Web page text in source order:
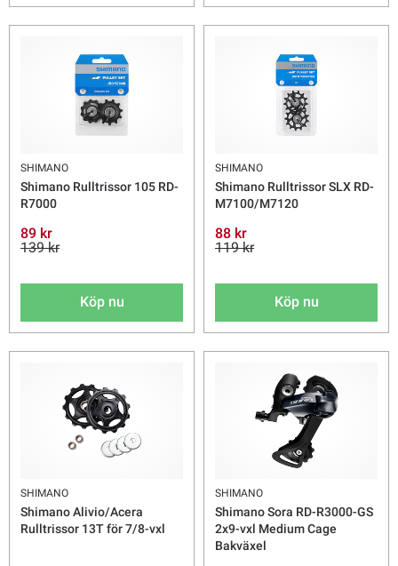
SHIMANO
Shimano Rulltrissor 105 RD-
R7000
89 kr
139 kr
Köp nu
SHIMANO
Shimano Rulltrissor SLX RD-
M7100/M7120
88 kr
119 kr
Köp nu
SHIMANO
Shimano Alivio/Acera
Rulltrissor 13T för 7/8-vxl
SHIMANO
Shimano Sora RD-R3000-GS
2x9-vxl Medium Cage
Bakväxel